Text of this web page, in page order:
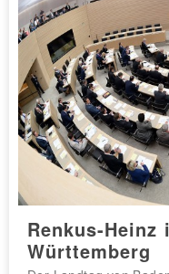
Renkus-Heinz
Württemberg